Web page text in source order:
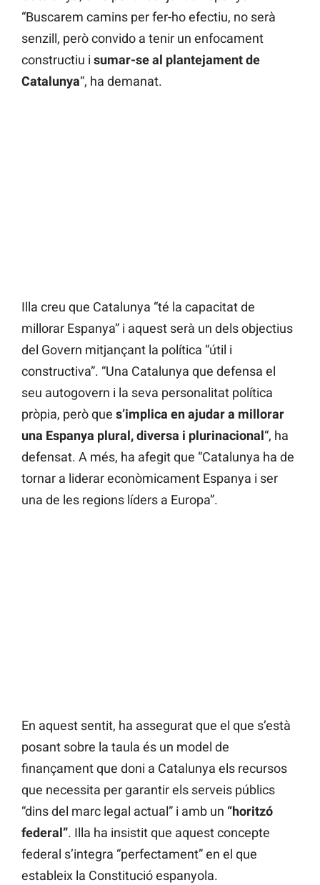
“Buscarem camins per fer-ho efectiu, no serà
senzill, però convido a tenir un enfocament
constructiu i sumar-se al plantejament de
Catalunya“, ha demanat.
Illa creu que Catalunya “té la capacitat de
millorar Espanya” i aquest serà un dels objectius
del Govern mitjançant la política “útil i
constructiva”. “Una Catalunya que defensa el
seu autogovern i la seva personalitat política
pròpia, però que s’implica en ajudar a millorar
una Espanya plural, diversa i plurinacional“, ha
defensat. A més, ha afegit que “Catalunya ha de
tornar a liderar econòmicament Espanya i ser
una de les regions líders a Europa”.
En aquest sentit, ha assegurat que el que s’està
posant sobre la taula és un model de
finançament que doni a Catalunya els recursos
que necessita per garantir els serveis públics
“dins del marc legal actual” i amb un “horitzó
federal”. Illa ha insistit que aquest concepte
federal s’integra “perfectament” en el que
estableix la Constitució espanyola.